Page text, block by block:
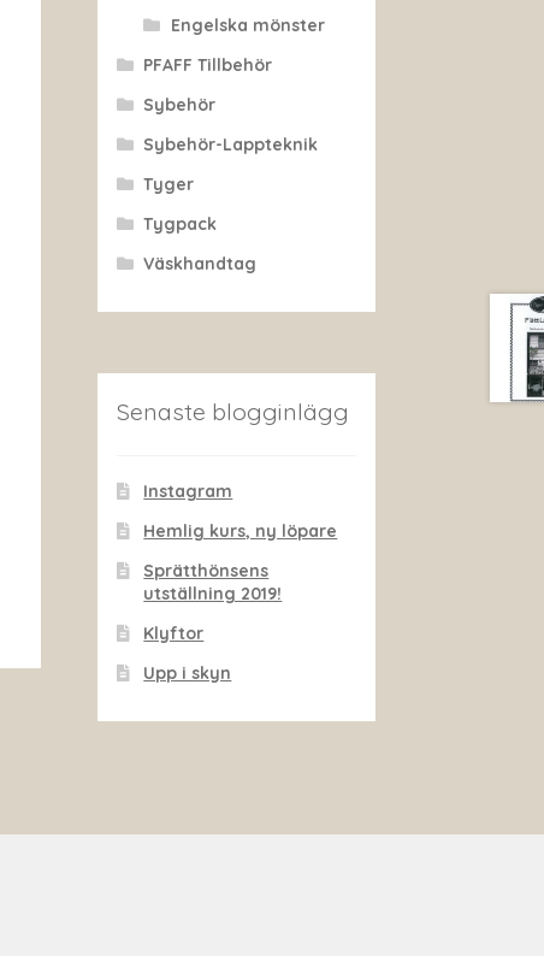
Engelska mönster
PFAFF Tillbehör
Sybehör
Sybehör-Lappteknik
Tyger
Tygpack
Väskhandtag
Senaste blogginlägg
Instagram
Hemlig kurs, ny löpare
Sprätthönsens
utställning 2019!
Klyftor
Upp i skyn